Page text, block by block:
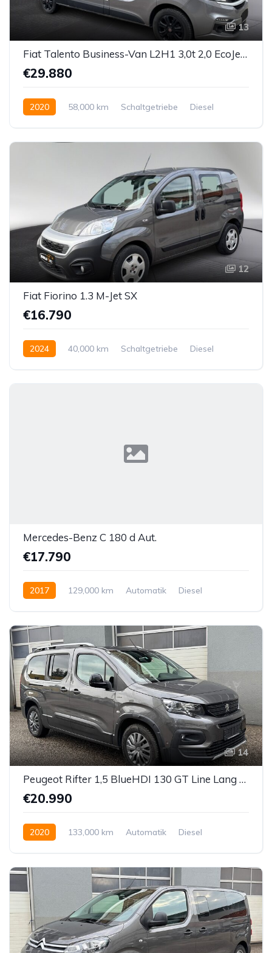
13
Fiat Talento Business-Van L2H1 3,0t 2,0 EcoJet 170 SX
€29.880
2020 58,000 km Schaltgetriebe
Diesel
12
Fiat Fiorino 1.3 M-Jet SX
€16.790
2024 40,000 km Schaltgetriebe
Diesel
Mercedes-Benz C 180 d Aut.
€17.790
2017 129,000 km Automatik
Diesel
14
Peugeot Rifter 1,5 BlueHDI 130 GT Line Lang EAT8 Aut. *7-SITZER*
€20.990
2020 133,000 km Automatik
Diesel